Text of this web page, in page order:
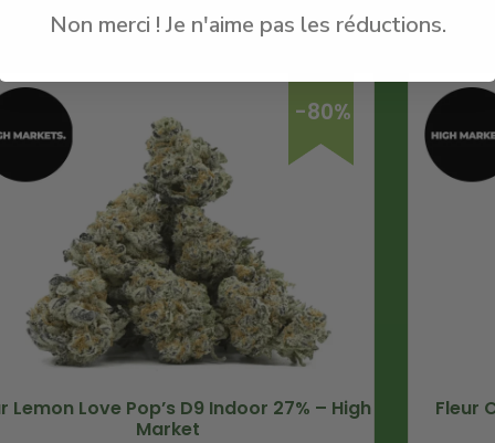
-80%
Lemon Love Pop’s D9 Indoor 27% – High
Market
Fleur
Non merci ! Je n'aime pas les réductions.